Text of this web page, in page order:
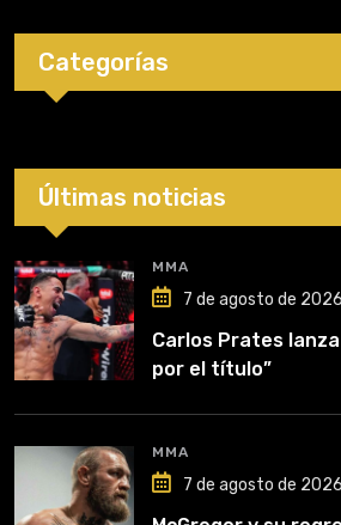
Categorías
Últimas noticias
MMA
7 de agosto de 2026
Carlos Prates
por el título”
MMA
7 de agosto de 2026